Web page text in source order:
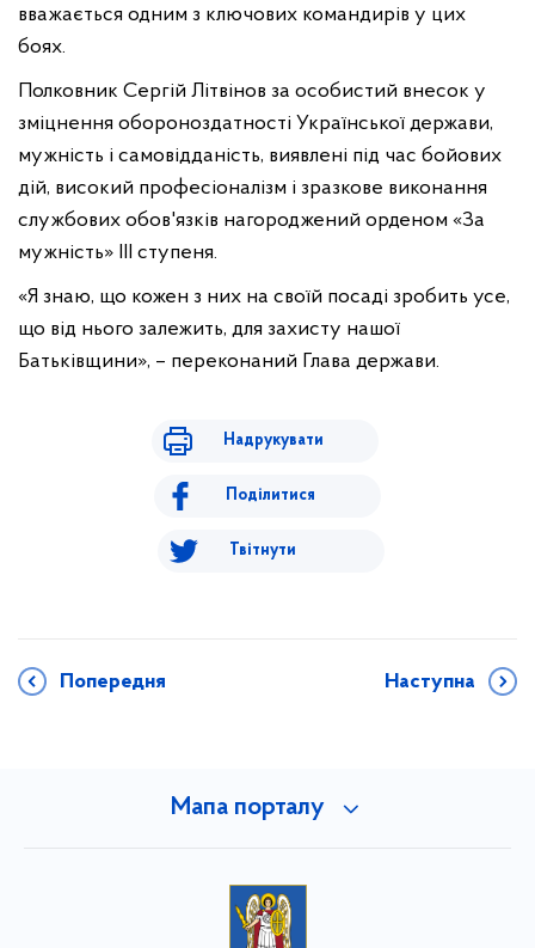
вважається одним з ключових командирів у цих
боях.
Полковник Сергій Літвінов за особистий внесок у
зміцнення обороноздатності Української держави,
мужність і самовідданість, виявлені під час бойових
дій, високий професіоналізм і зразкове виконання
службових обов'язків нагороджений орденом «За
мужність» ІІІ ступеня.
«Я знаю, що кожен з них на своїй посаді зробить усе,
що від нього залежить, для захисту нашої
Батьківщини», – переконаний Глава держави.
Надрукувати
Поділитися
Твітнути
Попередня Наступна
Мапа порталу